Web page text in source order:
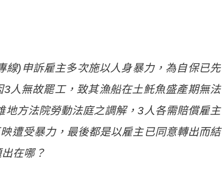
)申訴雇主多次施以人身暴力，為自保已先
人無故罷工，致其漁船在土魠魚盛產期無法
方法院勞動法庭之調解，3人各需賠償雇主
遭受暴力，最後都是以雇主已同意轉出而結
在哪？